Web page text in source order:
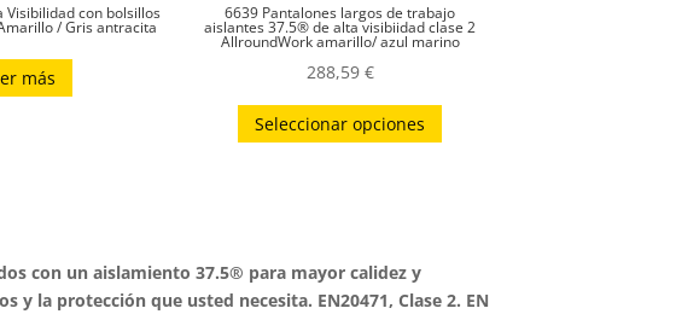
Visibilidad con bolsillos
/ Gris antracita
más
6639 Pantalones largos de trabajo
aislantes 37.5® de alta visibiidad clase 2
AllroundWork amarillo/ azul marino
288,59 €
Seleccionar opciones
Este
opciones
con un aislamiento 37.5® para mayor calidez y
la protección que usted necesita. EN20471, Clase 2. EN